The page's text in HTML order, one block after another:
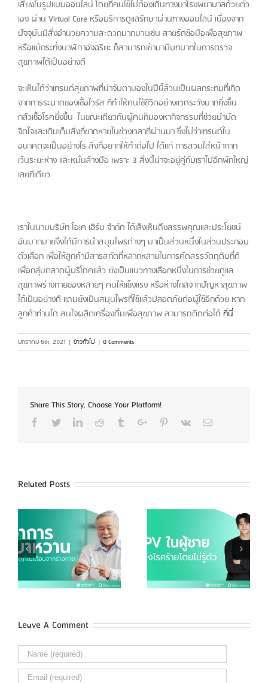
เสี่ยงในรูปแบบออนไลน์ โดยที่คนไข้ไม่ต้องเดินทางมาโรงพยาบาลด้วยตัว
เอง ผ่าน Virtual Care หรือบริการดูแลรักษาผ่านทางออนไลน์ เนื่องจาก
ปัจจุบันมีสิ่งอำนวยความสะดวกมากมายเช่น สายรัดข้อมือเพื่อสุขภาพ
หรือแม้กระทั่งนาฬิกาอัจฉริยะ ก็สามารถเข้ามามีบทบาทในการตรวจ
สุขภาพได้เป็นอย่างดี
จะเห็นได้ว่าเทรนด์สุขภาพที่น่าจับตามองในปีนี้ล้วนเป็นผลกระทบที่เกิด
จากการระบาดของเชื้อไวรัส ที่ทำให้คนใช้ชีวิตอย่างแวดระวังมากยิ่งขึ้น
กลัวเชื้อโรคยิ่งขึ้น ในขณะเดียวกันผู้คนก็มองหากิจกรรมที่ช่วยบำบัด
จิตใจและเติมเต็มสิ่งที่ขาดหายในช่วงเวลาที่ผ่านมา ซึ่งไม่ว่าเทรนด์ใน
อนาคตจะเป็นอย่างไร สิ่งที่อยากให้ทำต่อไป ได้แก่ การสวมใส่หน้ากาก
เว้นระยะห่าง และหมั่นล้างมือ เพราะ 3 สิ่งนี้น่าจะอยู่คู่กับเราไปอีกพักใหญ่
เลยทีเดียว
เราในนามบริษัท โอเค เฮิร์บ จำกัด ได้เล็งเห็นถึงสรรพคุณและประโยชน์
อันมากมายจึงได้มีการนำสมุนไพรต่างๆ มาเป็นส่วนหนึ่งในส่วนประกอบ
ตัวเลือก เพื่อให้ลูกค้ามีสารสกัดที่หลากหลายในการคัดสรรวัตถุดิบที่ดี
เพื่อกลุ่มตลาดผู้บริโภคแล้ว ยังเป็นแนวทางเลือกหนึ่งในการช่วยดูแล
สุขภาพร่างกายของหลายๆ คนให้แข็งแรง หรือห่างไกลจากปัญหาสุขภาพ
ได้เป็นอย่างดี แถมยังเป็นสมุนไพรที่ใช้แล้วปลอดภัยต่อผู้ใช้อีกด้วย หาก
ลูกค้าท่านใด สนใจผลิตเครื่องดื่มเพื่อสุขภาพ สามารถติดต่อได้ที่นี่
มกราคม 6th, 2021 | ข่าวทั่วไป | 0 Comments
Share This Story, Choose Your Platform!
Facebook
TwitterLinkedinReddit TumblrGoogle+Pinterest
Vk Email
Related Posts
HPV ในผู้ชายเสี่ยงโรค
ร้ายโดยไม่รู้ตัว
5 เมนูควรเลี่ยง เพื่อ
สุขภาพดี และอายุยืน
Leave A Comment